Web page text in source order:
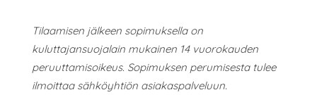
Tilaamisen jälkeen sopimuksella on
kuluttajansuojalain mukainen 14 vuorokauden
peruuttamisoikeus. Sopimuksen perumisesta tulee
ilmoittaa sähköyhtiön asiakaspalveluun.